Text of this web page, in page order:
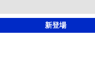
新登場